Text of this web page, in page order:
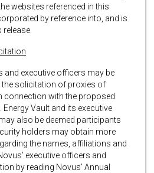
websites referenced in this
by reference into, and is
and executive officers may be
the solicitation of proxies of
connection with the proposed
Vault and its executive
also be deemed participants
holders may obtain more
the names, affiliations and
executive officers and
by reading Novus’ Annual